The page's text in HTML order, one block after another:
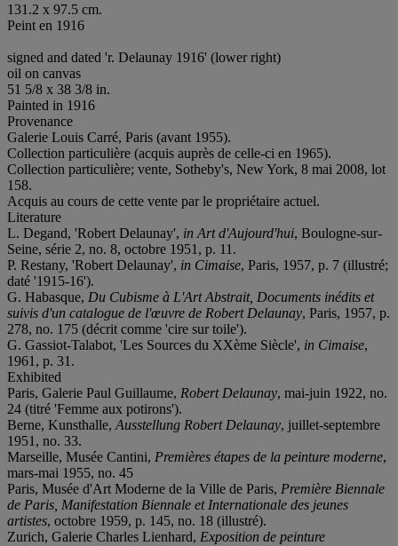
131.2 x 97.5 cm.
Peint en 1916
signed and dated 'r. Delaunay 1916' (lower right)
oil on canvas
51 5/8 x 38 3/8 in.
Painted in 1916
Provenance
Galerie Louis Carré, Paris (avant 1955).
Collection particulière (acquis auprès de celle-ci en 1965).
Collection particulière; vente, Sotheby's, New York, 8 mai 2008, lot
158.
Acquis au cours de cette vente par le propriétaire actuel.
Literature
L. Degand, 'Robert Delaunay', in Art d'Aujourd'hui, Boulogne-sur-
Seine, série 2, no. 8, octobre 1951, p. 11.
P. Restany, 'Robert Delaunay', in Cimaise, Paris, 1957, p. 7 (illustré;
daté '1915-16').
G. Habasque, Du Cubisme à L'Art Abstrait, Documents inédits et
suivis d'un catalogue de l'œuvre de Robert Delaunay, Paris, 1957, p.
278, no. 175 (décrit comme 'cire sur toile').
G. Gassiot-Talabot, 'Les Sources du XXème Siècle', in Cimaise,
1961, p. 31.
Exhibited
Paris, Galerie Paul Guillaume, Robert Delaunay, mai-juin 1922, no.
24 (titré 'Femme aux potirons').
Berne, Kunsthalle, Ausstellung Robert Delaunay, juillet-septembre
1951, no. 33.
Marseille, Musée Cantini, Premières étapes de la peinture moderne,
mars-mai 1955, no. 45
Paris, Musée d'Art Moderne de la Ville de Paris, Première Biennale
de Paris, Manifestation Biennale et Internationale des jeunes
artistes, octobre 1959, p. 145, no. 18 (illustré).
Zurich, Galerie Charles Lienhard, Exposition de peinture